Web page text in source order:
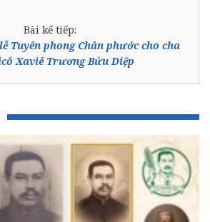
Bài kế tiếp:
Tuyên phong Chân phước cho cha
Xaviê Trương Bửu Diệp